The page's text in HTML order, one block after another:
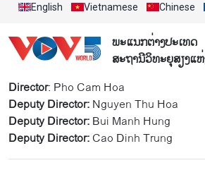
English Vietnamese Chinese
ພະແນກຕ່າງປະເທດ
ສະຖານີວິທະຍຸສຽງແ
Director: Pho Cam Hoa
Deputy Director:Nguyen Thu Hoa
Deputy Director:Bui Manh Hung
Deputy Director:Cao Dinh Trung